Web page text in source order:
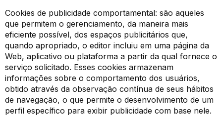
Cookies de publicidade comportamental: são aqueles
que permitem o gerenciamento, da maneira mais
eficiente possível, dos espaços publicitários que,
quando apropriado, o editor incluiu em uma página da
Web, aplicativo ou plataforma a partir da qual fornece o
serviço solicitado. Esses cookies armazenam
informações sobre o comportamento dos usuários,
obtido através da observação contínua de seus hábitos
de navegação, o que permite o desenvolvimento de um
perfil específico para exibir publicidade com base nele.